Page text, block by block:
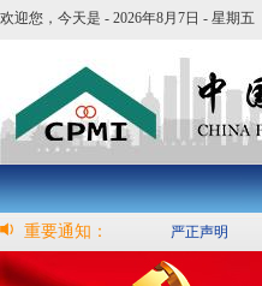
欢迎您， 今天是 - 2026年8月7日 - 星期五
重要通知： 严正声明